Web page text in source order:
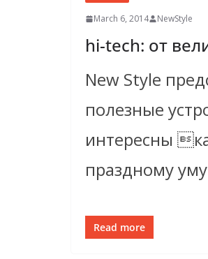
March 6, 2014 NewStyle
hi-tech: от
New Style
полезные
интересны
праздному
Read more